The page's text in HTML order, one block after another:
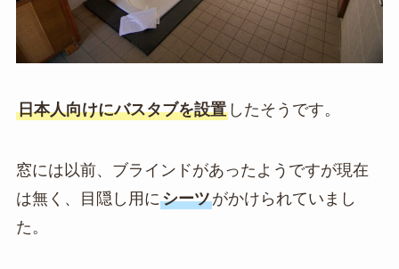
日本人向けにバスタブを設置したそうです。
窓には以前、ブラインドがあったようですが現在
は無く、目隠し用にシーツがかけられていまし
た。